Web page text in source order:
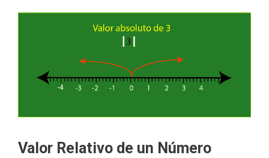
Valor Relativo de un Número